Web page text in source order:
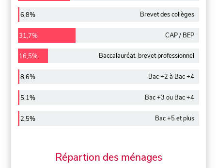
6,8% Brevet des collèges
31,7% CAP / BEP
16,5% Baccalauréat, brevet professionnel
8,6% Bac +2 à Bac +4
5,1% Bac +3 ou Bac +4
2,5% Bac +5 et plus
Répartion des ménages